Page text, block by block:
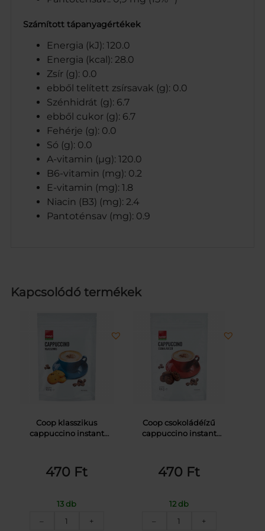
Számított tápanyagértékek
Energia (kJ): 120.0
Energia (kcal): 28.0
Zsír (g): 0.0
ebből telített zsírsavak (g): 0.0
Szénhidrát (g): 6.7
ebből cukor (g): 6.7
Fehérje (g): 0.0
Só (g): 0.0
A-vitamin (µg): 120.0
B6-vitamin (mg): 0.2
E-vitamin (mg): 1.8
Niacin (B3) (mg): 2.4
Pantoténsav (mg): 0.9
Kapcsolódó termékek
Coop klasszikus
cappuccino instant
470 Ft
13 db
–
COOP +
Coop csokoládéízű
cappuccino instant
470 Ft
12 db
–
COOP +